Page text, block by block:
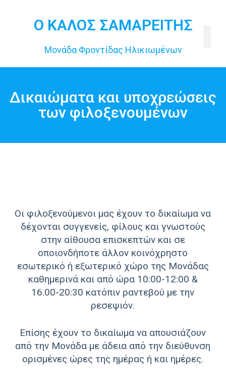
Ο ΚΑΛΟΣ ΣΑΜΑΡΕΙΤΗΣ
Μονάδα Φροντίδας Ηλικιωμένων
Δικαιώματα και υποχρεώσεις
των φιλοξενουμένων
Οι φιλοξενούμενοι μας έχουν το δικαίωμα να
δέχονται συγγενείς, φίλους και γνωστούς
στην αίθουσα επισκεπτών και σε
οποιονδήποτε άλλον κοινόχρηστο
εσωτερικό ή εξωτερικό χώρο της Μονάδας
καθημερινά και από ώρα 10:00-12:00 &
16.00-20:30 κατόπιν ραντεβού με την
ρεσεψιόν.
Επίσης έχουν το δικαίωμα να απουσιάζουν
από την Μονάδα με άδεια από την διεύθυνση
ορισμένες ώρες της ημέρας ή και ημέρες.